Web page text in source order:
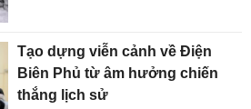
Tạo dựng viễn cảnh về Điện
Biên Phủ từ âm hưởng chiến
thắng lịch sử